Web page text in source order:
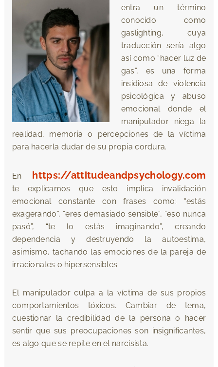
entra un término
conocido como
gaslighting, cuya
traducción sería algo
así como “hacer luz de
gas”, es una forma
insidiosa de violencia
psicológica y abuso
emocional donde el
manipulador niega la
realidad, memoria o percepciones de la víctima
para hacerla dudar de su propia cordura.
En https://attitudeandpsychology.com
te explicamos que esto implica invalidación
emocional constante con frases como: “estás
exagerando”, “eres demasiado sensible”, “eso nunca
pasó”, “te lo estás imaginando”, creando
dependencia y destruyendo la autoestima,
asimismo, tachando las emociones de la pareja de
irracionales o hipersensibles.
El manipulador culpa a la víctima de sus propios
comportamientos tóxicos. Cambiar de tema,
cuestionar la credibilidad de la persona o hacer
sentir que sus preocupaciones son insignificantes,
es algo que se repite en el narcisista.